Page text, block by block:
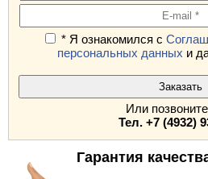
* Я ознакомился с
персональных данных и
Или
Тел. +7 (4932)
Гарантия